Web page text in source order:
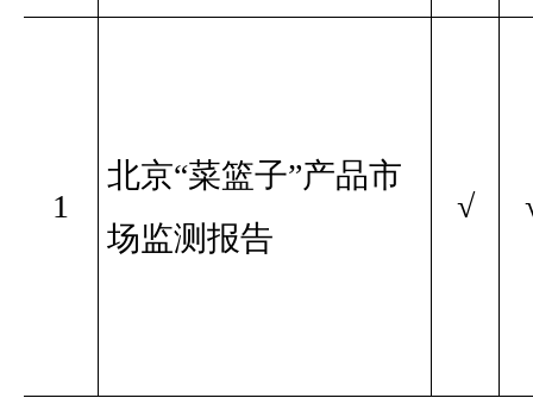
1
北京“菜篮子”产品市
场监测报告
√